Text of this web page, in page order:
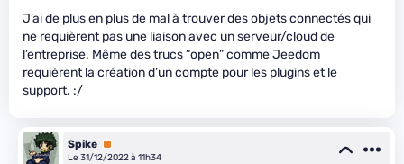
J’ai de plus en plus de mal à trouver des objets connectés qui
ne requièrent pas une liaison avec un serveur/cloud de
l’entreprise. Même des trucs “open” comme Jeedom
requièrent la création d’un compte pour les plugins et le
support. :/
Spike Premium
Le 31/12/2022 à 11h34